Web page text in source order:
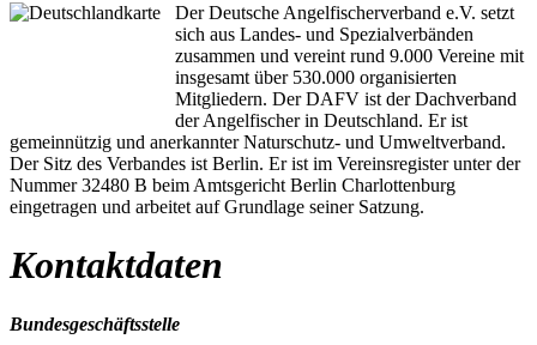
Der Deutsche Angelfischerverband e.V. setzt
sich aus Landes- und Spezialverbänden
zusammen und vereint rund 9.000 Vereine mit
insgesamt über 530.000 organisierten
Mitgliedern. Der DAFV ist der Dachverband
der Angelfischer in Deutschland. Er ist
gemeinnützig und anerkannter Naturschutz- und Umweltverband.
Der Sitz des Verbandes ist Berlin. Er ist im Vereinsregister unter der
Nummer 32480 B beim Amtsgericht Berlin Charlottenburg
eingetragen und arbeitet auf Grundlage seiner Satzung.
Kontaktdaten
Bundesgeschäftsstelle